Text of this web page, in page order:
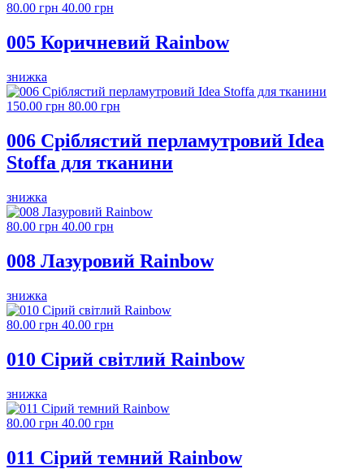
80.00 грн 40.00 грн
005 Коричневий Rainbow
знижка
150.00 грн 80.00 грн
006 Сріблястий перламутровий Idea
Stoffa для тканини
знижка
80.00 грн 40.00 грн
008 Лазуровий Rainbow
знижка
80.00 грн 40.00 грн
010 Сірий світлий Rainbow
знижка
80.00 грн 40.00 грн
011 Сірий темний Rainbow